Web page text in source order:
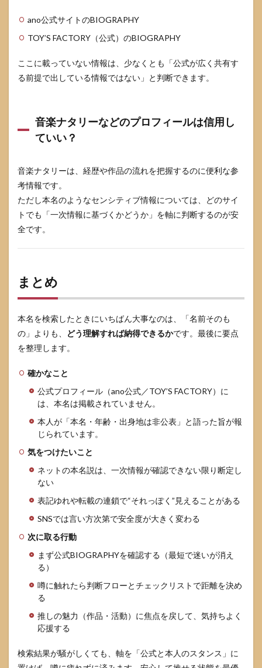
ano公式サイトのBIOGRAPHY
TOY’S FACTORY（公式）のBIOGRAPHY
ここに載っていない情報は、少なくとも「公式が広く共有す
る前提で出している情報ではない」と判断できます。
音楽ナタリーなどのプロフィールは信用し
ていい？
音楽ナタリーは、経歴や作品の流れを把握するのに便利な参
考情報です。
ただし本名のようなセンシティブ情報については、どのサイ
トでも「一次情報に基づくかどうか」を軸に判断するのが安
全です。
まとめ
本名を検索したときにいちばん大事なのは、「名前そのも
の」よりも、
どう理解すれば納得できるかです。最後に要点
を整理します。
確かなこと
公式プロフィール（ano公式／TOY’S FACTORY）に
は、本名は掲載されていません。
本人が「本名・年齢・出身地は非公表」と語った旨が報
じられています。
気をつけたいこと
ネットの本名説は、一次情報が確認できない限り断定し
ない
表記ゆれや転載の連鎖で“それっぽく”見えることがある
SNSでは言い方次第で安全度が大きく変わる
次に取る行動
まず公式BIOGRAPHYを確認する（最短で迷いが消え
る）
噂に触れたら判断フローとチェックリストで距離を決め
る
推しの魅力（作品・活動）に焦点を戻して、気持ちよく
応援する
検索結果が騒がしくても、軸を「公式と本人のスタンス」に